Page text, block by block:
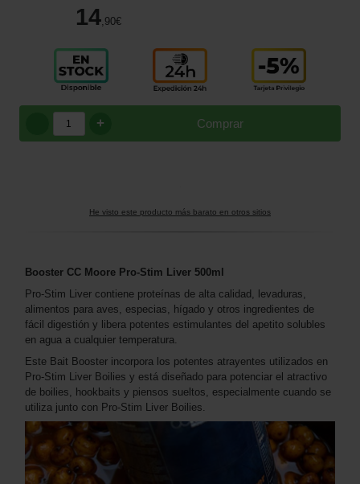
14,90€
Comprar
+
He visto este producto más barato en otros sitios
Booster CC Moore Pro-Stim Liver 500ml
Pro-Stim Liver contiene proteínas de alta calidad, levaduras,
alimentos para aves, especias, hígado y otros ingredientes de
fácil digestión y libera potentes estimulantes del apetito solubles
en agua a cualquier temperatura.
Este Bait Booster incorpora los potentes atrayentes utilizados en
Pro-Stim Liver Boilies y está diseñado para potenciar el atractivo
de boilies, hookbaits y piensos sueltos, especialmente cuando se
utiliza junto con Pro-Stim Liver Boilies.